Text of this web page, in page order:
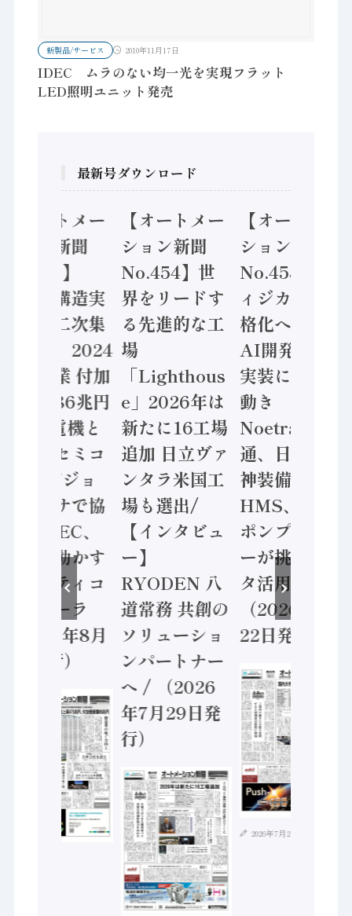
新製品/サービス 2010年11月17日
IDEC ムラのない均一光を実現フラット
LED照明ユニット発売
最新号ダウンロード
【オートメー
ション新聞
No.455】
「経済構造実
態調査二次集
計結果」2024
年製造業 付加
価値額86兆円
/ 三菱電機と
ソニーセミコ
ン AIビジョ
ンセンサで協
業 / IDEC、
安全に動かす
セーフティコ
ントローラ
（2026年8月
5日発行）
【オートメー
ション新聞
No.454】世
界をリードす
る先進的な工
場
「Lighthous
e」2026年は
新たに16工場
追加 日立ヴァ
ンタラ米国工
場も選出/
【インタビュ
ー】
RYODEN 八
道常務 共創の
ソリューショ
ンパートナー
へ / （2026
年7月29日発
行）
【オートメー
ション新聞
No.453】フ
ィジカルAI本
格化へ 国産
AI開発や社会
実装に活発な
動き
Noetra、富士
通、日立 / 兵
神装備 ×
HMS、老舗
ポンプメーカ
ーが挑むデー
タ活用 など
（2026年7月
22日発行）
2026年7月21日